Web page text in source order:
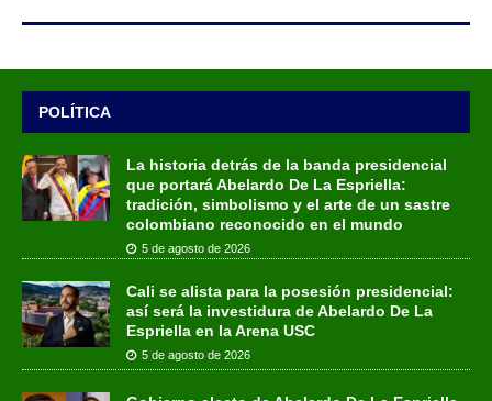
POLÍTICA
La historia detrás de la banda presidencial
que portará Abelardo De La Espriella:
tradición, simbolismo y el arte de un sastre
colombiano reconocido en el mundo
5 de agosto de 2026
Cali se alista para la posesión presidencial:
así será la investidura de Abelardo De La
Espriella en la Arena USC
5 de agosto de 2026